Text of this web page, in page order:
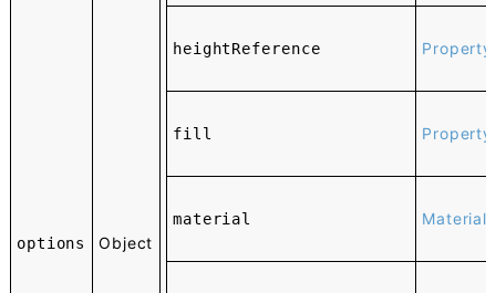
options Object
heightReference Property
fill Property
material